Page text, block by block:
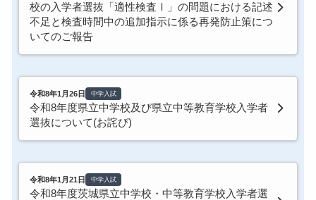
校の入学者選抜「適性検査Ⅰ」の問題における記述
不足と検査時間中の追加指示に係る再発防止策につ
いてのご報告
令和8年1月26日 中学入試
令和8年度県立中学校及び県立中等教育学校入学者
選抜について(お詫び)
令和8年1月21日 中学入試
令和8年度茨城県立中学校・中等教育学校入学者選